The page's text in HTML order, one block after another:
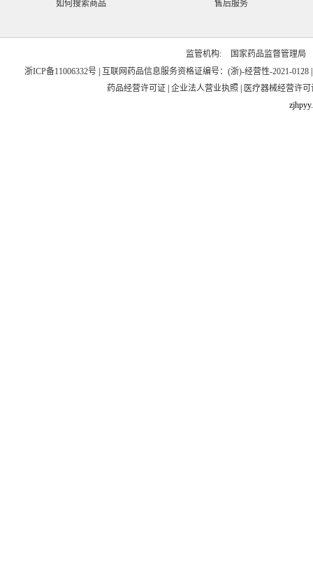
如何搜索商品 售后服务
监管机构:
国家药品监督管理局
浙ICP备11006332号
互联网药品信息服务资格证编号：(浙)-经营性-2021-0128
药品经营许可证
企业法人营业执照
医疗器械经营许可